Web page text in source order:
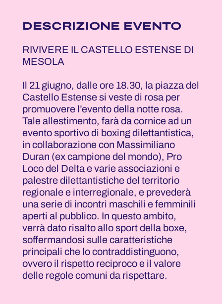
DESCRIZIONE EVENTO
RIVIVERE IL CASTELLO ESTENSE DI
MESOLA
Il 21 giugno, dalle ore 18.30, la piazza del
Castello Estense si veste di rosa per
promuovere l’evento della notte rosa.
Tale allestimento, farà da cornice ad un
evento sportivo di boxing dilettantistica,
in collaborazione con Massimiliano
Duran (ex campione del mondo), Pro
Loco del Delta e varie associazioni e
palestre dilettantistiche del territorio
regionale e interregionale, e prevederà
una serie di incontri maschili e femminili
aperti al pubblico. In questo ambito,
verrà dato risalto allo sport della boxe,
soffermandosi sulle caratteristiche
principali che lo contraddistinguono,
ovvero il rispetto reciproco e il valore
delle regole comuni da rispettare.